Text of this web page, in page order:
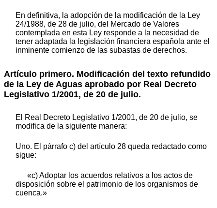
En definitiva, la adopción de la modificación de la Ley
24/1988, de 28 de julio, del Mercado de Valores
contemplada en esta Ley responde a la necesidad de
tener adaptada la legislación financiera española ante el
inminente comienzo de las subastas de derechos.
Artículo primero. Modificación del texto refundido
de la Ley de Aguas aprobado por Real Decreto
Legislativo 1/2001, de 20 de julio.
El Real Decreto Legislativo 1/2001, de 20 de julio, se
modifica de la siguiente manera:
Uno. El párrafo c) del artículo 28 queda redactado como
sigue:
«c) Adoptar los acuerdos relativos a los actos de
disposición sobre el patrimonio de los organismos de
cuenca.»